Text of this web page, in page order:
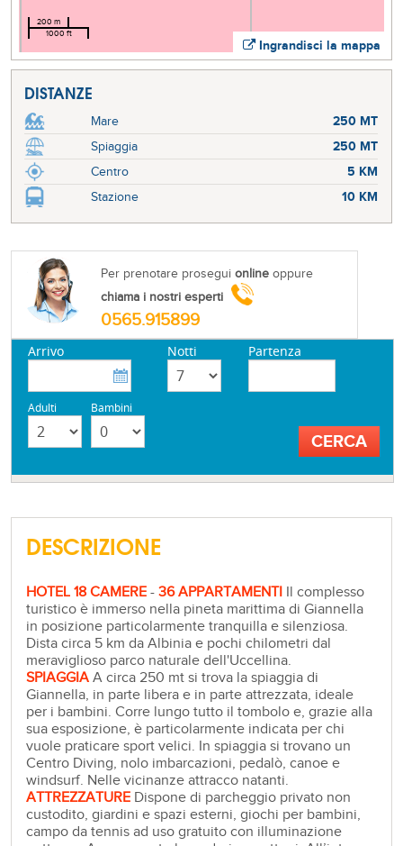
Ingrandisci la mappa
200 m
1000 ft
DISTANZE
Mare
250 MT
Spiaggia
250 MT
Centro
5 KM
Stazione
10 KM
Per prenotare proseguionline oppure
chiama i nostri esperti
0565.915899
Arrivo Notti Partenza
Adulti Bambini
DESCRIZIONE
HOTEL 18 CAMERE -36 APPARTAMENTI Il complesso
turistico è immerso nella pineta marittima di Giannella
in posizione particolarmente tranquilla e silenziosa.
Dista circa 5 km da Albinia e pochi chilometri dal
meraviglioso parco naturale dell'Uccellina.
SPIAGGIA A circa 250 mt si trova la spiaggia di
Giannella, in parte libera e in parte attrezzata, ideale
per i bambini. Corre lungo tutto il tombolo e, grazie alla
sua esposizione, è particolarmente indicata per chi
vuole praticare sport velici. In spiaggia si trovano un
Centro Diving, nolo imbarcazioni, pedalò, canoe e
windsurf. Nelle vicinanze attracco natanti.
ATTREZZATURE Dispone di parcheggio privato non
custodito, giardini e spazi esterni, giochi per bambini,
campo da tennis ad uso gratuito con illuminazione